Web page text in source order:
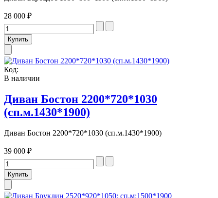
28 000 ₽
Код:
В наличии
Диван Бостон 2200*720*1030
(сп.м.1430*1900)
Диван Бостон 2200*720*1030 (сп.м.1430*1900)
39 000 ₽